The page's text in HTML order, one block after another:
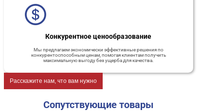
Конкурентное ценообразование
Мы предлагаем экономически эффективные решения по
конкурентоспособным ценам, помогая клиентам получить
максимальную выгоду без ущерба для качества.
Расскажите нам, что вам нужно
Сопутствующие товары